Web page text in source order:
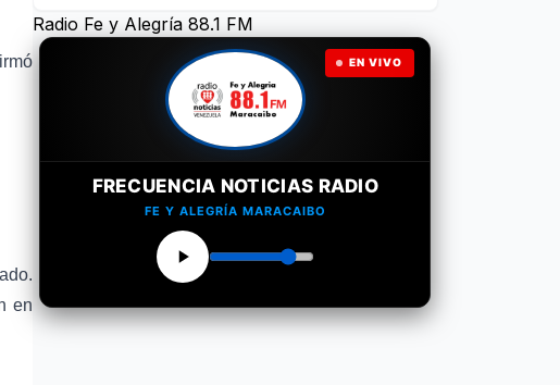
.
en
Radio Fe y Alegría 88.1 FM
EN VIVO
FRECUENCIA NOTICIAS RADIO
FE Y ALEGRÍA MARACAIBO